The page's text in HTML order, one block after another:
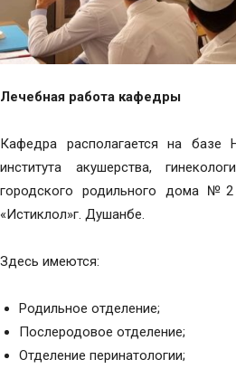
Лечебная работа кафедры
Кафедра располагается на базе
института акушерства,
городского родильного дома
«Истиклол»г. Душанбе.
Здесь имеются:
Родильное отделение;
Послеродовое отделение;
Отделение перинатологии;